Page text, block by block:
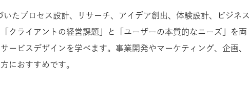
たプロセス設計、リサーチ、アイデア創出、体験設計、ビジネス
クライアントの経営課題」と「ユーザーの本質的なニーズ」を両
ービスデザインを学べます。事業開発やマーケティング、企画、
におすすめです。